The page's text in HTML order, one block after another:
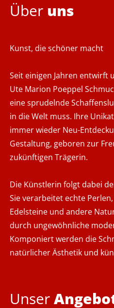
Über uns
Kunst, die schöner macht
Seit einigen Jahren entwirft
Ute Marion Poeppel
eine sprudelnde
in die Welt muss. Ihre
immer wieder Neu-
Gestaltung, geboren zur
zukünftigen Trägerin.
Die Künstlerin folgt dabei
Sie verarbeitet echte
Edelsteine und andere
durch ungewöhnliche
Komponiert werden die
natürlicher Ästhetik und
Unser